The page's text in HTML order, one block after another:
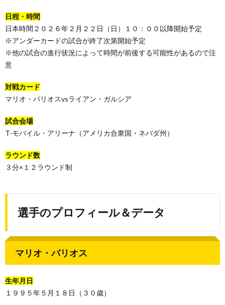
日程・時間
日本時間２０２６年２月２２日（日）１０：００以降開始予定
※アンダーカードの試合が終了次第開始予定
※他の試合の進行状況によって時間が前後する可能性があるので注
意
対戦カード
マリオ・バリオスvsライアン・ガルシア
試合会場
T-モバイル・アリーナ（アメリカ合衆国・ネバダ州）
ラウンド数
３分×１２ラウンド制
選手のプロフィール＆データ
マリオ・バリオス
生年月日
１９９５年５月１８日（３０歳）